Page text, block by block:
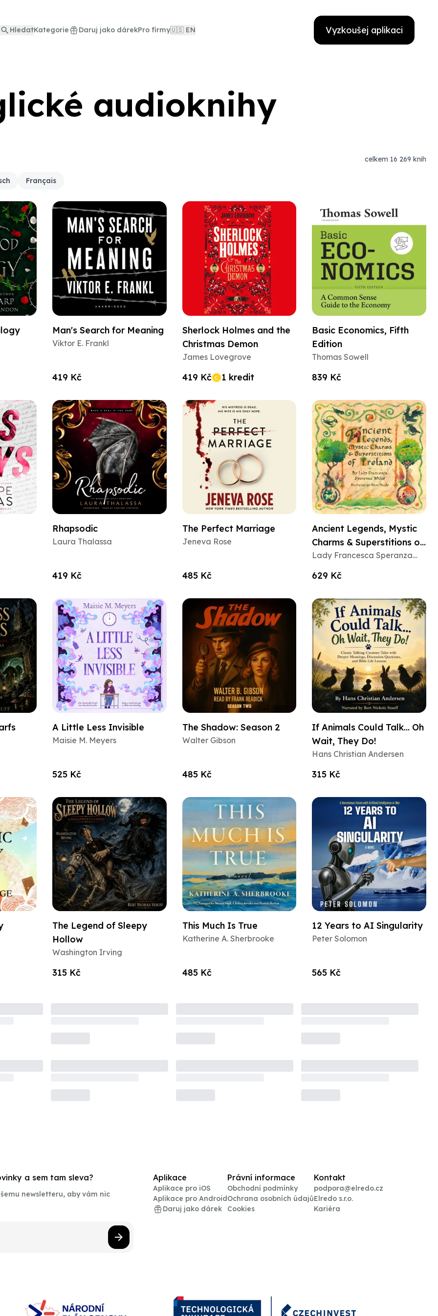
HledatKategorie Daruj jako dárekPro firmy🇺🇸 EN Vyzkoušej aplikaci
audioknihy
celkem 16 269 knih
Français
Man's Search for Meaning
Viktor E. Frankl
419 Kč
Sherlock Holmes and the
Christmas Demon
James Lovegrove
419 Kč 1 kredit
Basic Economics, Fifth
Edition
Thomas Sowell
839 Kč
Rhapsodic
Laura Thalassa
419 Kč
The Perfect Marriage
Jeneva Rose
485 Kč
Ancient Legends, Mystic
Charms & Superstitions of
Ireland
Lady Francesca Speranza
629 Kč
A Little Less Invisible
Maisie M. Meyers
525 Kč
The Shadow: Season 2
Walter Gibson
485 Kč
If Animals Could Talk... Oh
Wait, They Do!
Hans Christian Andersen
315 Kč
The Legend of Sleepy
Hollow
Washington Irving
315 Kč
This Much Is True
Katherine A. Sherbrooke
485 Kč
12 Years to AI Singularity
Peter Solomon
565 Kč
a sem tam sleva?
newsletteru, aby vám nic
Aplikace
Aplikace pro iOS
Aplikace pro Android
Daruj jako dárek
Právní informace
Obchodní podmínky
Ochrana osobních údajů
Cookies
Kontakt
podpora@elredo.cz
Elredo s.r.o.
Kariéra